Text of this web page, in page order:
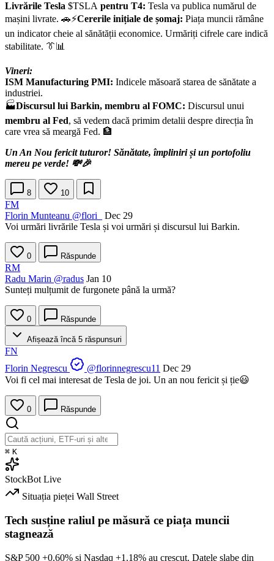
Livrările Tesla $TSLA pentru T4: Tesla va publica numărul de
mașini livrate. 🚗⚡Cererile inițiale de șomaj: Piața muncii rămâne
un indicator cheie al sănătății economice. Urmăriți cifrele care indică
stabilitate. 👔📊
Vineri:
ISM Manufacturing PMI: Indicele măsoară starea de sănătate a
industriei.
🏭Discursul lui Barkin, membru al FOMC: Discursul unui
membru al Fed, să vedem dacă primim detalii despre direcția în
care vrea să meargă Fed. 🏦
Un An Nou fericit tuturor! Sănătate, împliniri și un portofoliu
mereu pe verde! 💸🎉
8 10
FM
Florin Munteanu @flori_
Dec 29
Voi urmări livrările Tesla și voi urmări și discursul lui Barkin.
0 Răspunde
RM
Radu Marin @radus Jan 10
Sunteți mulțumit de furgonete până la urmă?
0 Răspunde
Afișează încă 5 răspunsuri
FN
Florin Negrescu
@florinnegrescu11 Dec 29
Voi fi cel mai interesat de Tesla de joi. Un an nou fericit și ție😃
0 Răspunde
⌘ K
StockBot Live
Situația pieței Wall Street
Tech susține raliul pe măsură ce piața muncii
stagnează
S&P 500 +0.60% și Nasdaq +1.18% au crescut. Datele slabe din